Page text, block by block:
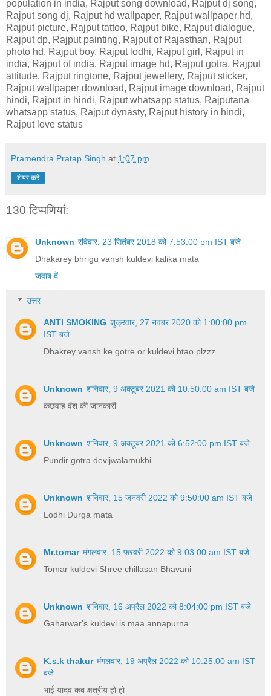
population in india, Rajput song download, Rajput dj song,
Rajput song dj, Rajput hd wallpaper, Rajput wallpaper hd,
Rajput picture, Rajput tattoo, Rajput bike, Rajput dialogue,
Rajput dp, Rajput painting, Rajput of Rajasthan, Rajput
photo hd, Rajput boy, Rajput lodhi, Rajput girl, Rajput in
india, Rajput of india, Rajput image hd, Rajput gotra, Rajput
attitude, Rajput ringtone, Rajput jewellery, Rajput sticker,
Rajput wallpaper download, Rajput image download, Rajput
hindi, Rajput in hindi, Rajput whatsapp status, Rajputana
whatsapp status, Rajput dynasty, Rajput history in hindi,
Rajput love status
Pramendra Pratap Singh at 1:07 pm
शेयर करें
130 टिप्‍पणियां:
Unknown रविवार, 23 सितंबर 2018 को 7:53:00 pm IST बजे
Dhakarey bhrigu vansh kuldevi kalika mata
जवाब दें
उत्तर
ANTI SMOKING शुक्रवार, 27 नवंबर 2020 को 1:00:00 pm
IST बजे
Dhakrey vansh ke gotre or kuldevi btao plzzz
Unknown शनिवार, 9 अक्टूबर 2021 को 10:50:00 am IST बजे
कछवाह वंश की जानकारी
Unknown शनिवार, 9 अक्टूबर 2021 को 6:52:00 pm IST बजे
Pundir gotra devijwalamukhi
Unknown शनिवार, 15 जनवरी 2022 को 9:50:00 am IST बजे
Lodhi Durga mata
Mr.tomar मंगलवार, 15 फ़रवरी 2022 को 9:03:00 am IST बजे
Tomar kuldevi Shree chillasan Bhavani
Unknown शनिवार, 16 अप्रैल 2022 को 8:04:00 pm IST बजे
Gaharwar's kuldevi is maa annapurna.
K.s.k thakur मंगलवार, 19 अप्रैल 2022 को 10:25:00 am IST
बजे
भाई यादव कब क्षत्रीय हो हो